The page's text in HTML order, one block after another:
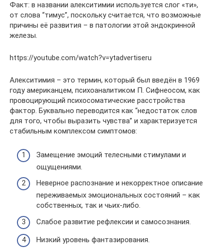
Факт: в названии алекситимии используется слог «ти»,
от слова “тимус”, поскольку считается, что возможные
причины её развития – в патологии этой эндокринной
железы.
https://youtube.com/watch?v=ytadvertiseru
Алекситимия – это термин, который был введён в 1969
году американцем, психоаналитиком П. Сифнеосом, как
провоцирующий психосоматические расстройства
фактор. Буквально переводится как “недостаток слов
для того, чтобы выразить чувства” и характеризуется
стабильным комплексом симптомов:
Замещение эмоций телесными стимулами и
ощущениями.
Неверное распознание и некорректное описание
переживаемых эмоциональных состояний – как
собственных, так и чьих-либо.
Слабое развитие рефлексии и самосознания.
Низкий уровень фантазирования.